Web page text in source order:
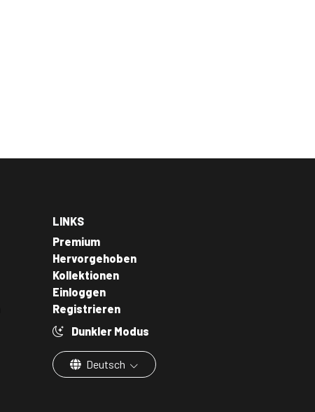
LINKS
Premium
Hervorgehoben
Kollektionen
Einloggen
Registrieren
Dunkler Modus
Deutsch